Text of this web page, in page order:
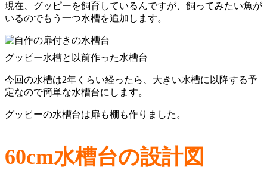
現在、グッピーを飼育しているんですが、飼ってみたい魚が
いるのでもう一つ水槽を追加します。
グッピー水槽と以前作った水槽台
今回の水槽は2年くらい経ったら、大きい水槽に以降する予
定なので簡単な水槽台にします。
グッピーの水槽台は扉も棚も作りました。
60cm水槽台の設計図